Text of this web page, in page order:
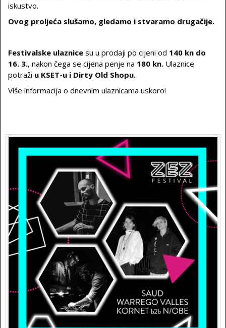
iskustvo.
Ovog proljeća slušamo, gledamo i stvaramo drugačije.
Festivalske ulaznice su u prodaji po cijeni od 140 kn do
16. 3., nakon čega se cijena penje na 180 kn. Ulaznice
potraži u KSET-u i Dirty Old Shopu.
Više informacija o dnevnim ulaznicama uskoro!